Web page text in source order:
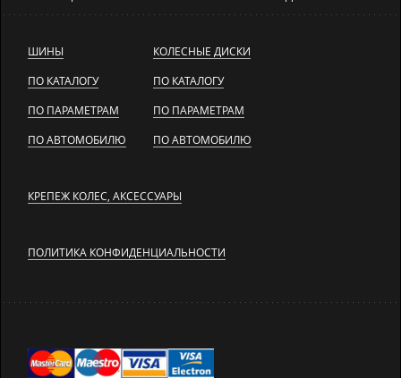
ШИНЫ
ПО КАТАЛОГУ
ПО ПАРАМЕТРАМ
ПО АВТОМОБИЛЮ
КОЛЕСНЫЕ ДИСКИ
ПО КАТАЛОГУ
ПО ПАРАМЕТРАМ
ПО АВТОМОБИЛЮ
КРЕПЕЖ КОЛЕС, АКСЕССУАРЫ
ПОЛИТИКА КОНФИДЕНЦИАЛЬНОСТИ